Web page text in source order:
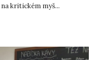
kritickém myš...